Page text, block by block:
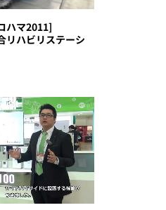
ハマ2011]
リハビリステーシ